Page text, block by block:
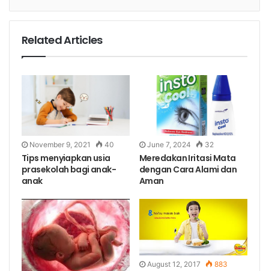
Related Articles
November 9, 2021 40
Tips menyiapkan usia
prasekolah bagi anak-
anak
June 7, 2024 32
Meredakan Iritasi Mata
dengan Cara Alami dan
Aman
August 12, 2017 883